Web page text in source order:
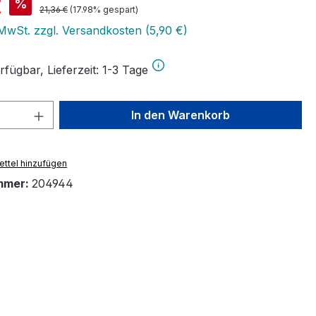
% Regulärer Preis:
21,36 € (17.98% gespart)
zzgl. Versandkosten (5,90 €)
Lieferzeit: 1-3 Tage
Anzahl: Gib den gewünschten Wert
In den Warenkorb
hinzufügen
204944